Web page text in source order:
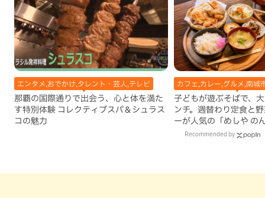
エンタメ,おでかけ,タレント・芸人,テレビ
那覇の国際通りで出会う、心と体を満た
す特別体験 コレクティブスパ＆シュラス
コの魅力
カフェ,カレー,グルメ,南城
子どもが遊ぶそばで、
ンチ。週替わり定食と
ーが人気の「めしや の
市）Recommended by